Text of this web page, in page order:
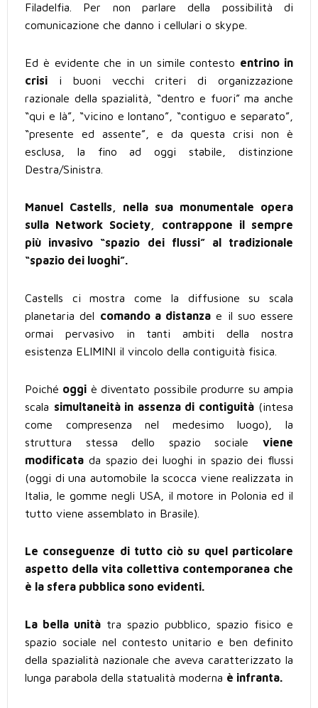
Filadelfia. Per non parlare della possibilità di
comunicazione che danno i cellulari o skype.
Ed è evidente che in un simile contesto entrino in
crisi i buoni vecchi criteri di organizzazione
razionale della spazialità, “dentro e fuori” ma anche
“qui e là”, “vicino e lontano”, “contiguo e separato”,
“presente ed assente”, e da questa crisi non è
esclusa, la fino ad oggi stabile, distinzione
Destra/Sinistra.
Manuel Castells, nella sua monumentale opera
sulla Network Society, contrappone il sempre
più invasivo “spazio dei flussi” al tradizionale
“spazio dei luoghi”.
Castells ci mostra come la diffusione su scala
planetaria del comando a distanza e il suo essere
ormai pervasivo in tanti ambiti della nostra
esistenza ELIMINI il vincolo della contiguità fisica.
Poiché oggi è diventato possibile produrre su ampia
scala simultaneità in assenza di contiguità(intesa
come compresenza nel medesimo luogo), la
struttura stessa dello spazio sociale viene
modificata da spazio dei luoghi in spazio dei flussi
(oggi di una automobile la scocca viene realizzata in
Italia, le gomme negli USA, il motore in Polonia ed il
tutto viene assemblato in Brasile).
Le conseguenze di tutto ciò su quel particolare
aspetto della vita collettiva contemporanea che
è la sfera pubblica sono evidenti.
La bella unità tra spazio pubblico, spazio fisico e
spazio sociale nel contesto unitario e ben definito
della spazialità nazionale che aveva caratterizzato la
lunga parabola della statualità moderna è infranta.